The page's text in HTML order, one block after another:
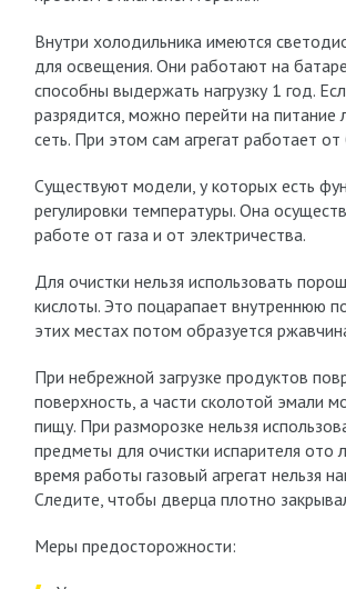
Внутри холодильника имеются
для освещения. Они работают на
способны выдержать нагрузку 1 год.
разрядится, можно перейти на питание
сеть. При этом сам агрегат работает от
Существуют модели, у которых есть
регулировки температуры. Она
работе от газа и от электричества.
Для очистки нельзя использовать
кислоты. Это поцарапает внутреннюю
этих местах потом образуется
При небрежной загрузке продуктов
поверхность, а части сколотой эмали
пищу. При разморозке нельзя
предметы для очистки испарителя ото
время работы газовый агрегат нельзя
Следите, чтобы дверца плотно
Меры предосторожности: